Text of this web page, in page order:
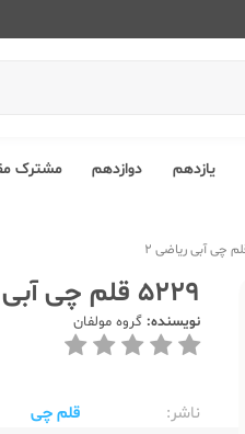
یازدهم دوازدهم مشترک
5229 قلم چی آبی ریاضی 2
نویسنده: گروه مولفان
ناشر:‌
قلم چی